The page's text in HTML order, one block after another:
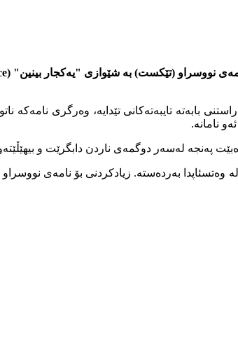
نامانە.
پەنجە لەسەر دوگمەی ناردن دابگرێت و
وەتسئاپدا بەردەستە. زیادکردنی بۆ نامەی